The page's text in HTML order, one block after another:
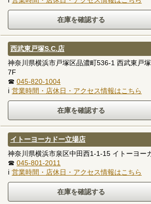
西武東戸塚S.C.店
神奈川県横浜市戸塚区品濃町536-1 西武東戸
7F
☎ 045-820-1004
ℹ 営業時間・店休日・アクセス情報はこちら
イトーヨーカドー立場店
神奈川県横浜市泉区中田西1-1-15 イトーヨー
☎ 045-801-2011
ℹ 営業時間・店休日・アクセス情報はこちら